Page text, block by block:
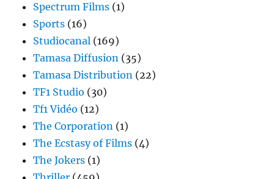
Spectrum Films (1)
Sports (16)
Studiocanal (169)
Tamasa Diffusion (35)
Tamasa Distribution (22)
TF1 Studio (30)
Tf1 Vidéo (12)
The Corporation (1)
The Ecstasy of Films (4)
The Jokers (1)